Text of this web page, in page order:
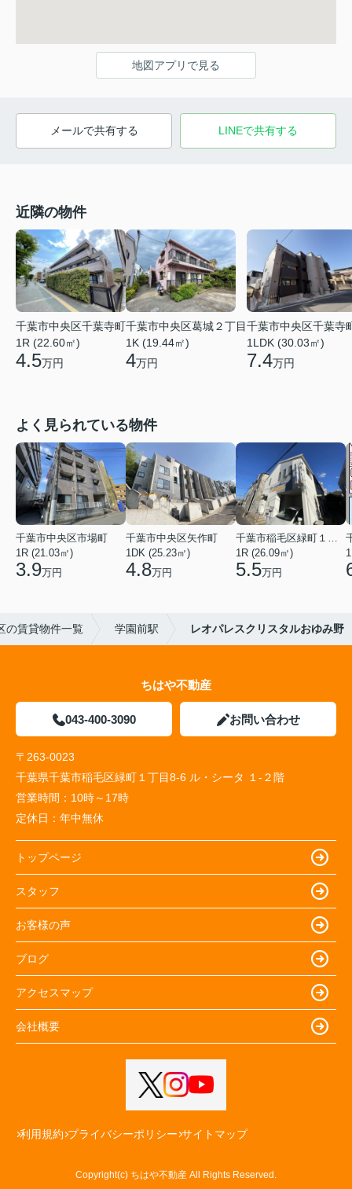
地図アプリで見る
メールで共有する LINEで共有する
近隣の物件
千葉市中央区千葉寺町
1R (22.60㎡)
4.5万円
千葉市中央区葛城２丁目
1K (19.44㎡)
4万円
千葉市中央区千葉寺
1LDK (30.03㎡)
7.4万円
よく見られている物件
千葉市中央区市場町
1R (21.03㎡)
3.9万円
千葉市中央区矢作町
1DK (25.23㎡)
4.8万円
千葉市稲毛区緑町１丁目
1R (26.09㎡)
5.5万円
の賃貸物件一覧 学園前駅 レオパレスクリスタルおゆみ野
ちはや不動産
043-400-3090 お問い合わせ
〒263-0023
千葉県千葉市稲毛区緑町１丁目8-6 ル・シータ １-２階
営業時間： 10時～17時
定休日： 年中無休
トップページ
スタッフ
お客様の声
ブログ
アクセスマップ
会社概要
利用規約 プライバシーポリシー サイトマップ
Copyright(c) ちはや不動産 All Rights Reserved.